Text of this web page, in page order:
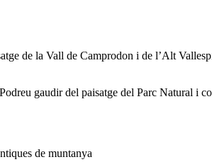
de la Vall de Camprodon i de l’Alt
gaudir del paisatge del Parc Natural i
de muntanya